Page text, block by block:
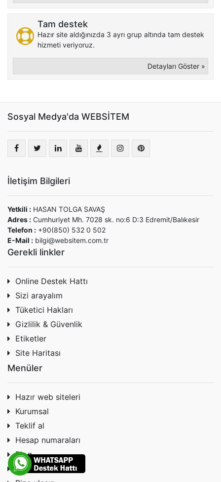
Tam destek
Hazır site aldığınızda 3 ayrı grup altında tam destek
hizmeti veriyoruz.
Detayları Göster »
Sosyal Medya'da WEBSİTEM
İletişim Bilgileri
Yetkili : HASAN TOLGA SAVAŞ
Adres : Cumhuriyet Mh. 7028 sk. no:6 D:3 Edremit/Balıkesir
Telefon : +90(850) 532 0 502
E-Mail : bilgi@websitem.com.tr
Gerekli linkler
Online Destek Hattı
Sizi arayalım
Tüketici Hakları
Gizlilik & Güvenlik
Etiketler
Site Haritası
Menüler
Hazır web siteleri
Kurumsal
Teklif al
Hesap numaraları
Blog
Forum